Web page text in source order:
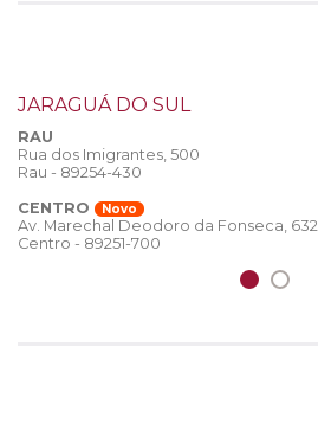
JARAGUÁ DO SUL
RAU
Rua dos Imigrantes, 500
Rau - 89254-430
CENTRO
Novo
Av. Marechal Deodoro da Fonseca, 632
Centro - 89251-700